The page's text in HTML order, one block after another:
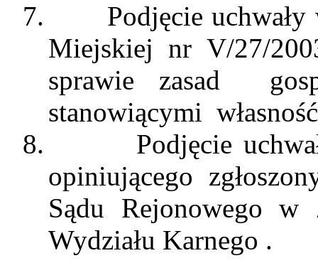
7.
Podjęcie
Miejskiej nr V/27/
sprawie zasad
stanowiącymi
8.
Podjęcie
opiniującego
Sądu Rejonowego w
Wydziału Karnego .